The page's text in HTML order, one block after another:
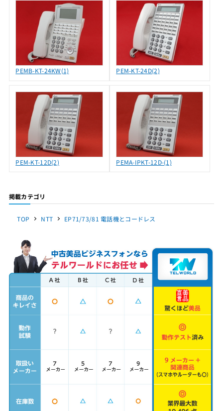
PEMB-KT-24KW(1) PEM-KT-24D(2)
PEM-KT-12D(2) PEMA-IPKT-12D-(1)
掲載カテゴリ
TOP NTT EP71/73/81 電話機とコードレス